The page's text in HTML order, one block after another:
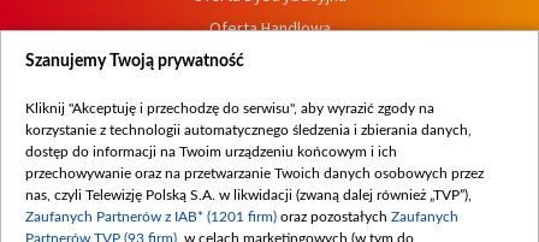
Oferta Handlowa
Dostępność
Procedura zgłoszeń wewnętrznych
Szanujemy Twoją prywatność
Kliknij "Akceptuję i przechodzę do serwisu", aby wyrazić zgody na
korzystanie z technologii automatycznego śledzenia i zbierania danych,
dostęp do informacji na Twoim urządzeniu końcowym i ich
przechowywanie oraz na przetwarzanie Twoich danych osobowych przez
nas, czyli Telewizję Polską S.A. w likwidacji (zwaną dalej również „TVP”),
Zaufanych Partnerów z IAB* (1201 firm) oraz pozostałych Zaufanych
Partnerów TVP (93 firm) , w celach marketingowych (w tym do